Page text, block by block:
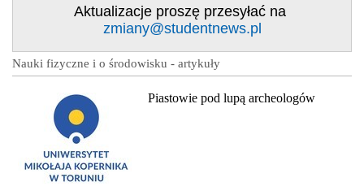
Aktualizacje proszę przesyłać na
zmiany@studentnews.pl
Nauki fizyczne i o środowisku - artykuły
Piastowie pod lupą archeologów